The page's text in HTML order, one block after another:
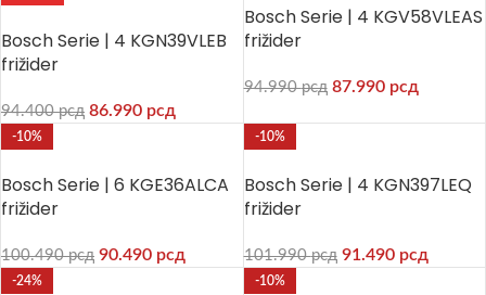
Bosch Serie | 4 KGN39VLEB
frižider
94.400рсд 86.990 рсд
Bosch Serie | 4 KGV58VLEAS
frižider
94.990рсд 87.990 рсд
-10%
Bosch Serie | 6 KGE36ALCA
frižider
100.490рсд 90.490 рсд
-10%
Bosch Serie | 4 KGN397LEQ
frižider
101.990рсд 91.490 рсд
-24% -10%